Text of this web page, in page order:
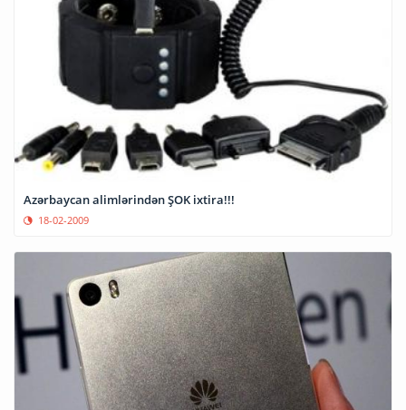
Azərbaycan alimlərindən ŞOK ixtira!!!
18-02-2009